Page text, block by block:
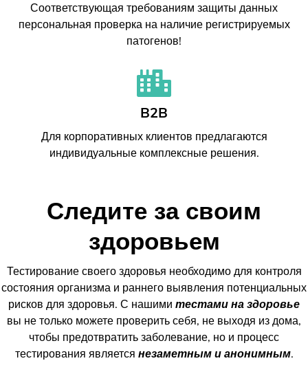
Соответствующая требованиям защиты данных
персональная проверка на наличие регистрируемых
патогенов!
B2B
Для корпоративных клиентов предлагаются
индивидуальные комплексные решения.
Следите за своим
здоровьем
Тестирование своего здоровья необходимо для контроля
состояния организма и раннего выявления потенциальных
рисков для здоровья. С нашими тестами на здоровье
вы не только можете проверить себя, не выходя из дома,
чтобы предотвратить заболевание, но и процесс
тестирования является незаметным и анонимным.